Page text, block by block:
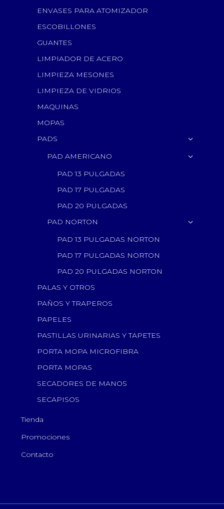
ENVASES PARA ATOMIZADOR
ESCOBILLONES
GUANTES
LIMPIADOR DE ACERO
LIMPIEZA MESONES
LIMPIEZA DE VIDRIOS
MAQUINAS
MOPAS
PADS
PAD AMERICANO
PAD 13 PULGADAS
PAD 17 PULGADAS
PAD 20 PULGADAS
PAD NORTON
PAD 13 PULGADAS NORTON
PAD 17 PULGADAS NORTON
PAD 20 PULGADAS NORTON
PALAS Y OTROS
PAÑOS Y TRAPEROS
PAPELES
PASTILLAS URINARIAS Y TAPETES
PORTA MOPA MICROFIBRA
PORTA MOPAS
SECADORES DE MANOS
SECAPISOS
Tienda
Promociones
Contacto